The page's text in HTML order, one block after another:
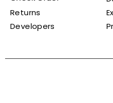
Returns
Developers